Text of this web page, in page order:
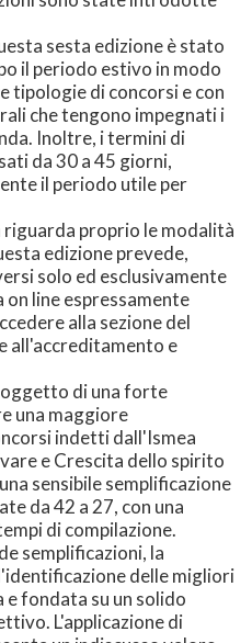
sesta edizione è stato
il periodo estivo in modo
tipologie di concorsi e con
che tengono impegnati i
Inoltre, i termini di
da 30 a 45 giorni,
il periodo utile per
proprio le modalità
edizione prevede,
solo ed esclusivamente
line espressamente
alla sezione del
all'accreditamento e
di una forte
una maggiore
indetti dall'Ismea
e Crescita dello spirito
sensibile semplificazione
da 42 a 27, con una
di compilazione.
semplificazioni, la
delle migliori
fondata su un solido
L'applicazione di